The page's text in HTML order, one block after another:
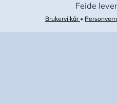
Feide
Brukervilkår •